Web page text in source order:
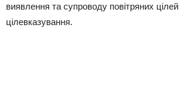
виявлення та супроводу повітряних
цілевказування.